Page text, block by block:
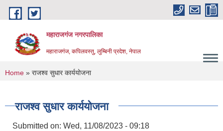
Skip to main content
महाराजगंज नगरपालिका
महाराजगंज, कपिलवस्तु, लुम्बिनी प्रदेश, नेपाल
You are here
Home » राजश्व सुधार कार्ययोजना
राजश्व सुधार कार्ययोजना
Submitted on: Wed, 11/08/2023 - 09:18